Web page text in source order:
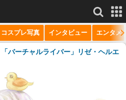
もっと見る
コスプレ写真 インタビュー エンタメ
バーチャルライバー」リゼ・ヘルエ